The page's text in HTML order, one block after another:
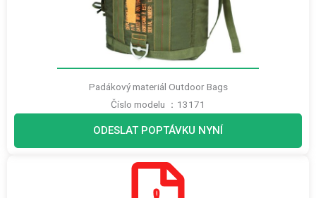
Padákový materiál Outdoor Bags
Číslo modelu ：13171
ODESLAT POPTÁVKU NYNÍ